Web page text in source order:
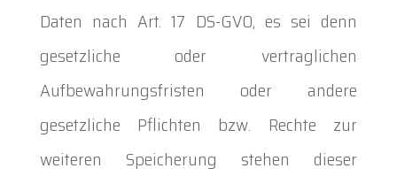
Daten nach Art. 17 DS-GVO, es sei denn
gesetzliche oder vertraglichen
Aufbewahrungsfristen oder andere
gesetzliche Pflichten bzw. Rechte zur
weiteren Speicherung stehen dieser